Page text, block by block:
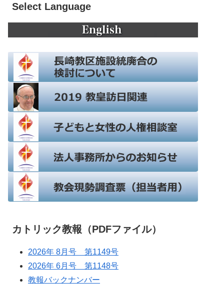
Select Language
カトリック教報（PDFファイル）
2026年 8月号 第1149号
2026年 6月号 第1148号
教報バックナンバー